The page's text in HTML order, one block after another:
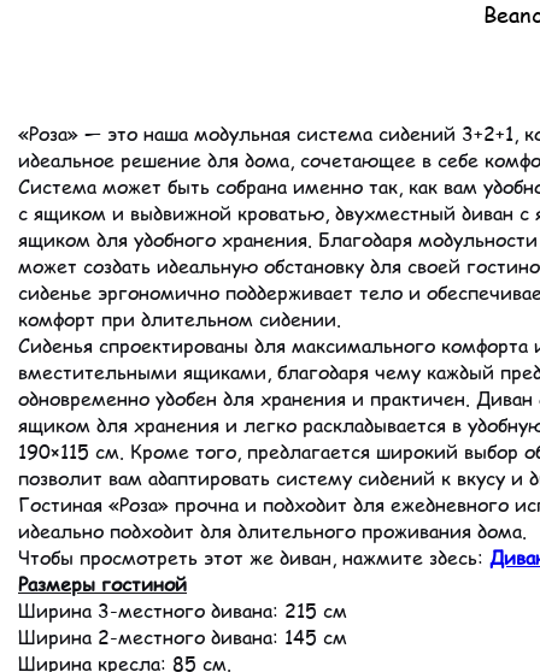
«Роза» — это наша модульная система сидений 3+2+1,
идеальное решение для дома, сочетающее в себе
Система может быть собрана именно так, как вам
с ящиком и выдвижной кроватью, двухместный диван
ящиком для удобного хранения. Благодаря
может создать идеальную обстановку для своей
сиденье эргономично поддерживает тело и
комфорт при длительном сидении.
Сиденья спроектированы для максимального
вместительными ящиками, благодаря чему каждый
одновременно удобен для хранения и практичен.
ящиком для хранения и легко раскладывается в
190×115 см. Кроме того, предлагается широкий выбор
позволит вам адаптировать систему сидений к вкусу и
Гостиная «Роза» прочна и подходит для ежедневного
идеально подходит для длительного проживания дома.
Чтобы просмотреть этот же диван, нажмите здесь:
Размеры гостиной
Ширина 3-местного дивана: 215 см
Ширина 2-местного дивана: 145 см
Ширина кресла: 85 см.